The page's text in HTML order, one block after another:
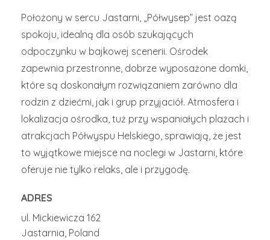
Położony w sercu Jastarni, „Półwysep” jest oazą
spokoju, idealną dla osób szukających
odpoczynku w bajkowej scenerii. Ośrodek
zapewnia przestronne, dobrze wyposażone domki,
które są doskonałym rozwiązaniem zarówno dla
rodzin z dziećmi, jak i grup przyjaciół. Atmosfera i
lokalizacja ośrodka, tuż przy wspaniałych plażach i
atrakcjach Półwyspu Helskiego, sprawiają, że jest
to wyjątkowe miejsce na noclegi w Jastarni, które
oferuje nie tylko relaks, ale i przygodę.
ADRES
ul. Mickiewicza 162
Jastarnia, Poland